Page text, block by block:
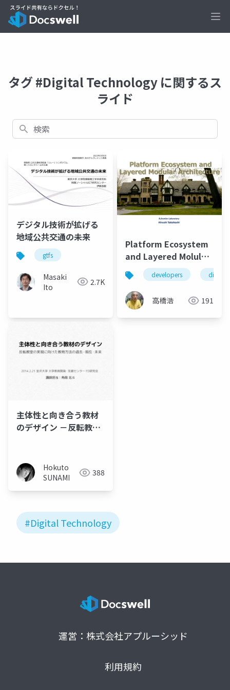
タグ #Digital Technology に関するス
ライド
検索
デジタル技術が拡げる
地域公共交通の未来
gtfs
Masaki
Ito
2.7K
Platform Ecosystem
and Layered Molular
Architecture
developers
高橋浩 191
主体性と向き合う教材
のデザイン －反転教室
－
Hokuto
SUNAMI
388
#Digital Technology
運営：株式会社アプルーシッド
利用規約